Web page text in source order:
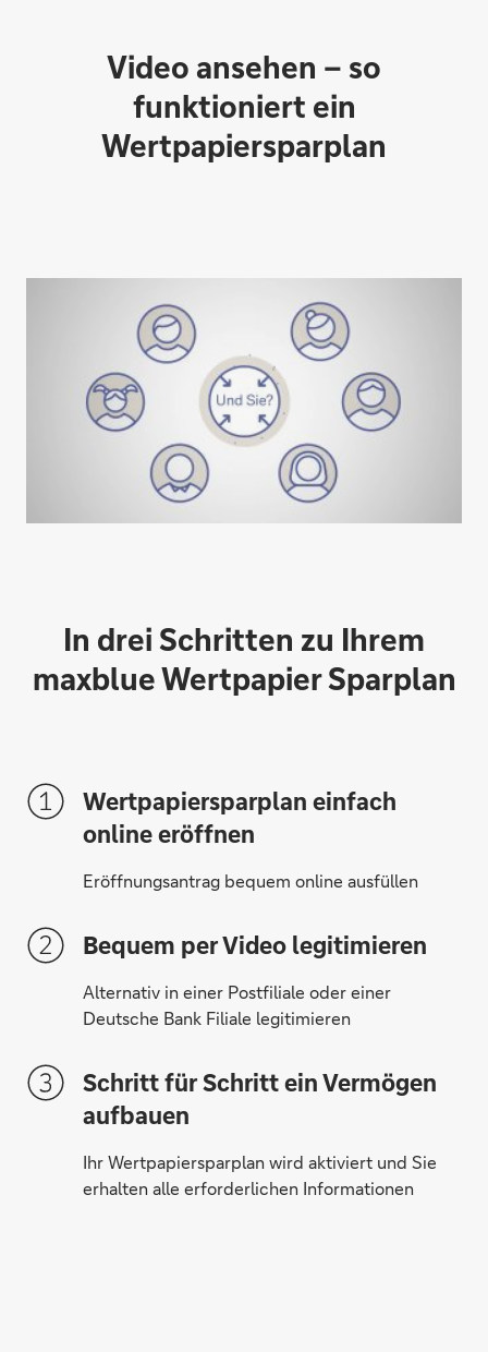
Video ansehen – so
funktioniert ein
Wertpapiersparplan
In drei Schritten zu Ihrem
maxblue Wertpapier Sparplan
Wertpapiersparplan einfach
online eröffnen
Eröffnungsantrag bequem online ausfüllen
Bequem per Video legitimieren
Alternativ in einer Postfiliale oder einer
Deutsche Bank Filiale legitimieren
Schritt für Schritt ein Vermögen
aufbauen
Ihr Wertpapiersparplan wird aktiviert und Sie
erhalten alle erforderlichen Informationen